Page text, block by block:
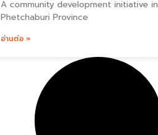
A community development initiative in
Phetchaburi Province
อ่านต่อ »